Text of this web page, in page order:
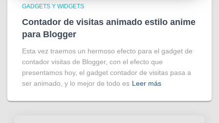
GADGETS Y WIDGETS
Contador de visitas animado estilo anime
para Blogger
Esta vez traemos un hermoso efecto para el gadget de
contador visitas de Blogger, con el efecto que
presentamos hoy, el gadget contador de visitas pasa a
ser animado, y lo mejor de todo es Leer más